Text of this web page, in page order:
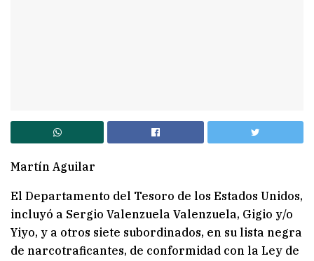
Martín Aguilar
El Departamento del Tesoro de los Estados Unidos,
incluyó a Sergio Valenzuela Valenzuela, Gigio y/o
Yiyo, y a otros siete subordinados, en su lista negra
de narcotraficantes, de conformidad con la Ley de